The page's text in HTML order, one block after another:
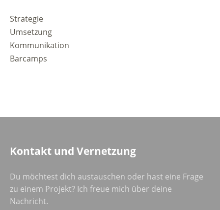
Strategie
Umsetzung
Kommunikation
Barcamps
Kontakt und Vernetzung
Du möchtest dich austauschen oder hast eine Frage
zu einem Projekt? Ich freue mich über deine
Nachricht.